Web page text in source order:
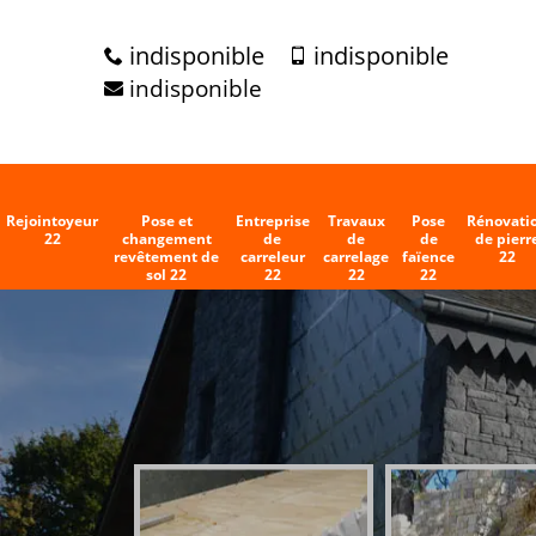
indisponible indisponible
indisponible
Rejointoyeur
22
Pose et
changement
revêtement de
sol 22
Entreprise
de
carreleur
22
Travaux
de
carrelage
22
Pose
de
faïence
22
de
22